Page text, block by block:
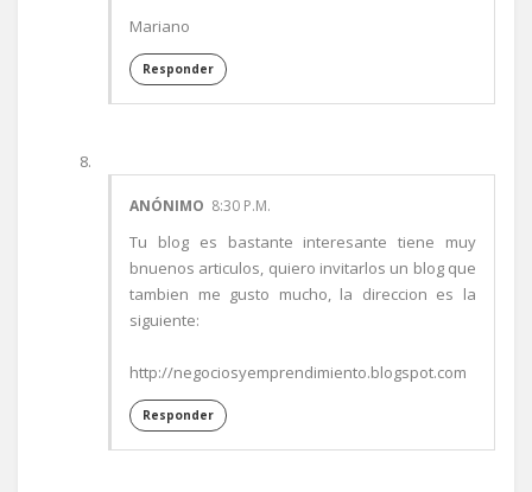
Mariano
Responder
ANÓNIMO 8:30 P.M.
Tu blog es bastante interesante tiene muy
bnuenos articulos, quiero invitarlos un blog que
tambien me gusto mucho, la direccion es la
siguiente:
http://negociosyemprendimiento.blogspot.com
Responder